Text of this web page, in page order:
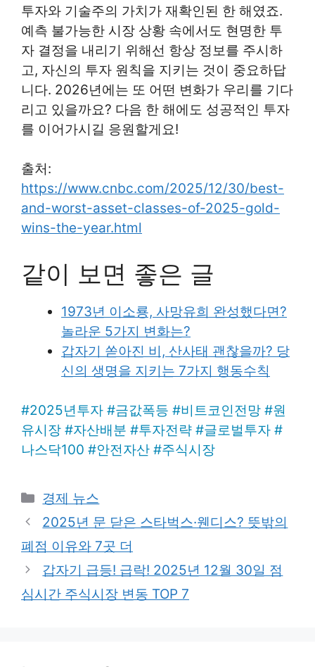
투자와 기술주의 가치가 재확인된 한 해였죠.
예측 불가능한 시장 상황 속에서도 현명한 투
자 결정을 내리기 위해선 항상 정보를 주시하
고, 자신의 투자 원칙을 지키는 것이 중요하답
니다. 2026년에는 또 어떤 변화가 우리를 기다
리고 있을까요? 다음 한 해에도 성공적인 투자
를 이어가시길 응원할게요!
출처:
https://www.cnbc.com/2025/12/30/best-
and-worst-asset-classes-of-2025-gold-
wins-the-year.html
같이 보면 좋은 글
1973년 이소룡, 사망유희 완성했다면?
놀라운 5가지 변화는?
갑자기 쏟아진 비, 산사태 괜찮을까? 당
신의 생명을 지키는 7가지 행동수칙
#2025년투자 #금값폭등 #비트코인전망 #원
유시장 #자산배분 #투자전략 #글로벌투자 #
나스닥100 #안전자산 #주식시장
Categories
경제 뉴스
2025년 문 닫은 스타벅스·웬디스? 뜻밖의
폐점 이유와 7곳 더
갑자기 급등! 급락! 2025년 12월 30일 점
심시간 주식시장 변동 TOP 7